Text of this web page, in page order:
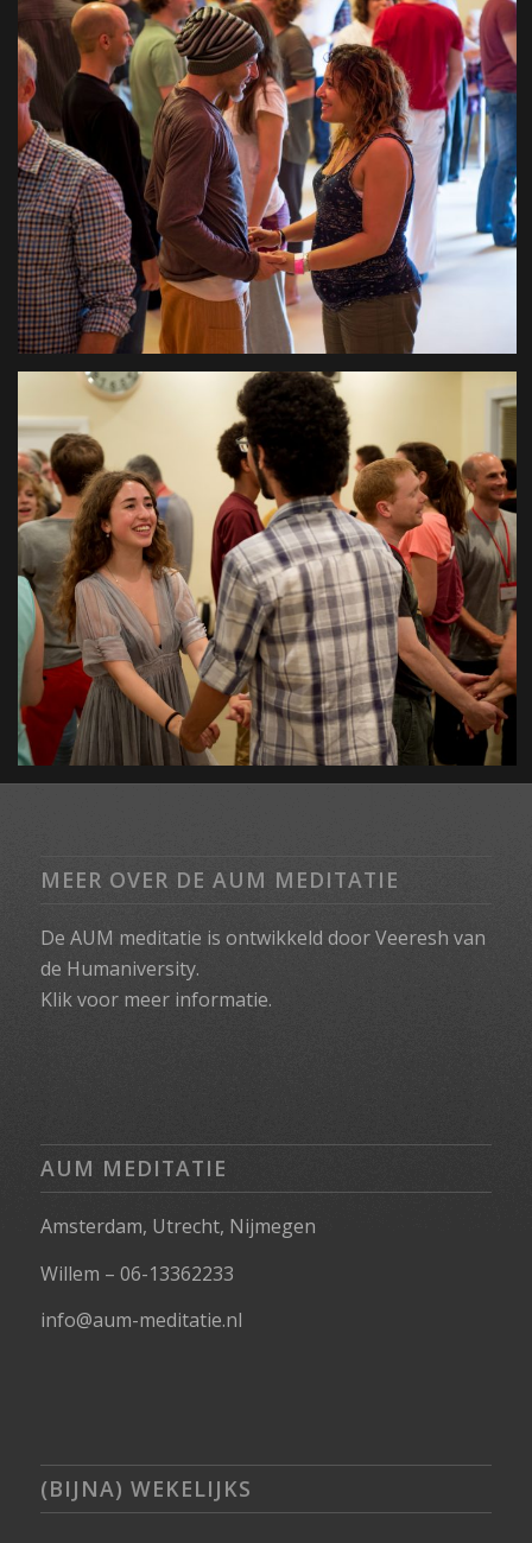
MEER OVER DE AUM MEDITATIE
De AUM meditatie is ontwikkeld door Veeresh van
de Humaniversity.
Klik voor meer informatie.
AUM MEDITATIE
Amsterdam, Utrecht, Nijmegen
Willem – 06-13362233
info@aum-meditatie.nl
(BIJNA) WEKELIJKS